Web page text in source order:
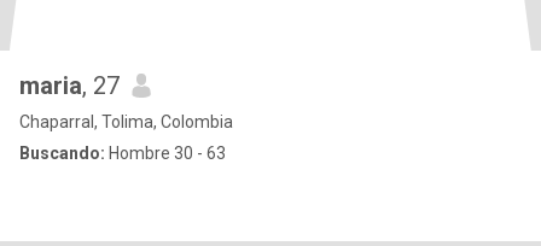
maria, 27
Chaparral, Tolima, Colombia
Buscando: Hombre 30 - 63